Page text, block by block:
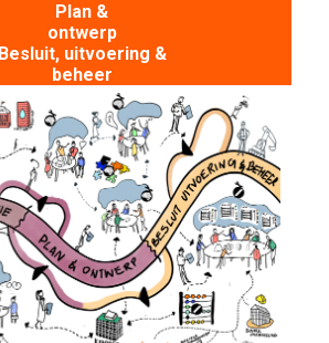
Plan &
ontwerp
Besluit, uitvoering &
beheer